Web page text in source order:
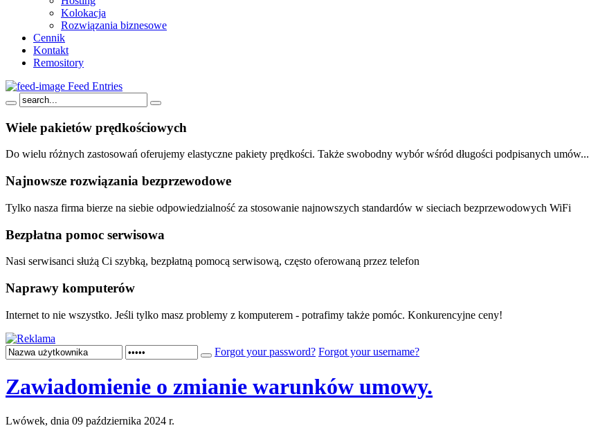
Kolokacja
Rozwiązania biznesowe
Cennik
Kontakt
Remository
Feed Entries
Wiele pakietów prędkościowych
Do wielu różnych zastosowań oferujemy elastyczne pakiety prędkości. Także swobodny wybór wśród długości podpisanych umów...
Najnowsze rozwiązania bezprzewodowe
Tylko nasza firma bierze na siebie odpowiedzialność za stosowanie najnowszych standardów w sieciach bezprzewodowych WiFi
Bezpłatna pomoc serwisowa
Nasi serwisanci służą Ci szybką, bezpłatną pomocą serwisową, często oferowaną przez telefon
Naprawy komputerów
Internet to nie wszystko. Jeśli tylko masz problemy z komputerem - potrafimy także pomóc. Konkurencyjne ceny!
Forgot your password? Forgot your username?
Zawiadomienie o zmianie warunków umowy.
Lwówek, dnia 09 października 2024 r.